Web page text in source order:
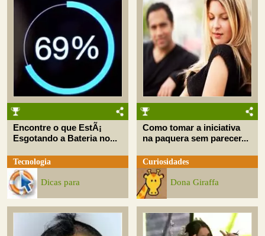
Encontre o que EstÃ¡
Esgotando a Bateria no...
Tecnologia
Dicas para
Como tomar a iniciativa
na paquera sem parecer...
Curiosidades
Dona Giraffa